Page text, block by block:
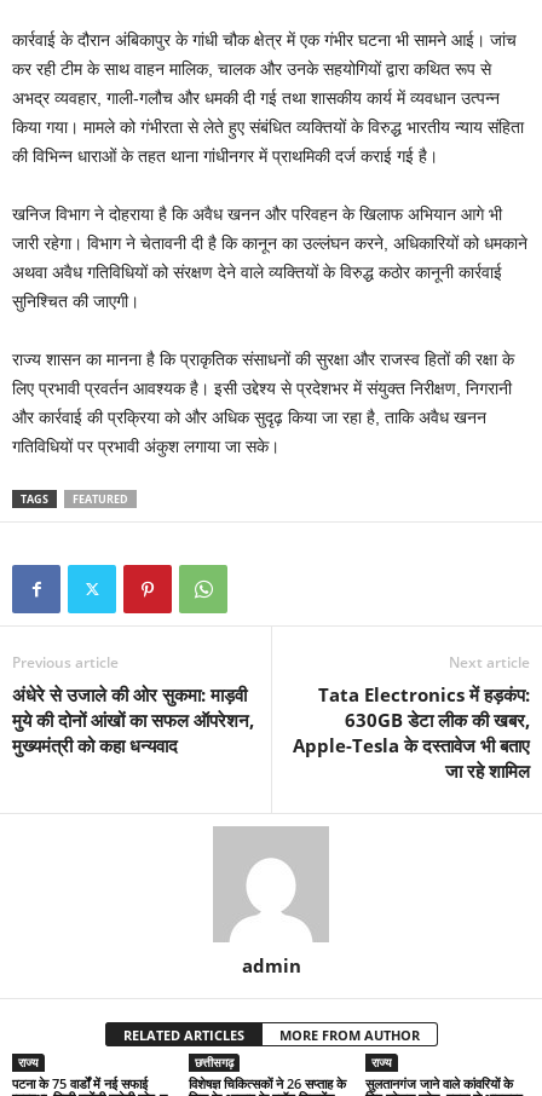
कार्रवाई के दौरान अंबिकापुर के गांधी चौक क्षेत्र में एक गंभीर घटना भी सामने आई। जांच
कर रही टीम के साथ वाहन मालिक, चालक और उनके सहयोगियों द्वारा कथित रूप से
अभद्र व्यवहार, गाली-गलौच और धमकी दी गई तथा शासकीय कार्य में व्यवधान उत्पन्न
किया गया। मामले को गंभीरता से लेते हुए संबंधित व्यक्तियों के विरुद्ध भारतीय न्याय संहिता
की विभिन्न धाराओं के तहत थाना गांधीनगर में प्राथमिकी दर्ज कराई गई है।
खनिज विभाग ने दोहराया है कि अवैध खनन और परिवहन के खिलाफ अभियान आगे भी
जारी रहेगा। विभाग ने चेतावनी दी है कि कानून का उल्लंघन करने, अधिकारियों को धमकाने
अथवा अवैध गतिविधियों को संरक्षण देने वाले व्यक्तियों के विरुद्ध कठोर कानूनी कार्रवाई
सुनिश्चित की जाएगी।
राज्य शासन का मानना है कि प्राकृतिक संसाधनों की सुरक्षा और राजस्व हितों की रक्षा के
लिए प्रभावी प्रवर्तन आवश्यक है। इसी उद्देश्य से प्रदेशभर में संयुक्त निरीक्षण, निगरानी
और कार्रवाई की प्रक्रिया को और अधिक सुदृढ़ किया जा रहा है, ताकि अवैध खनन
गतिविधियों पर प्रभावी अंकुश लगाया जा सके।
TAGS FEATURED
Previous article
अंधेरे से उजाले की ओर सुकमा: माड़वी
मुये की दोनों आंखों का सफल ऑपरेशन,
मुख्यमंत्री को कहा धन्यवाद
Next article
Tata Electronics में हड़कंप:
630GB डेटा लीक की खबर,
Apple-Tesla के दस्तावेज भी बताए
जा रहे शामिल
admin
RELATED ARTICLES MORE FROM AUTHOR
राज्य
पटना के 75 वार्डों में नई सफाई
छत्तीसगढ़
विशेषज्ञ चिकित्सकों ने 26 सप्ताह के
राज्य
सुलतानगंज जाने वाले कांवरियों के